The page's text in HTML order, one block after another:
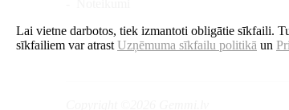
Lai vietne darbotos, tiek izmantoti obligātie sīkfaili.
sīkfailiem var atrast Uzņēmuma sīkfailu politikā un